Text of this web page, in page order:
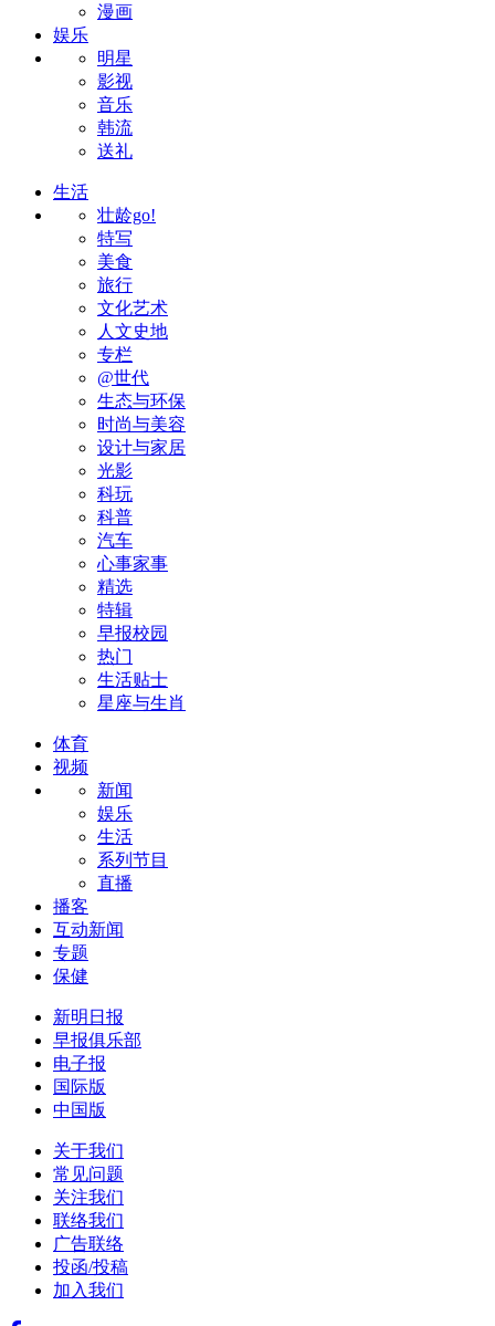
漫画
娱乐
明星
影视
音乐
韩流
送礼
生活
壮龄go!
特写
美食
旅行
文化艺术
人文史地
专栏
@世代
生态与环保
时尚与美容
设计与家居
光影
科玩
科普
汽车
心事家事
精选
特辑
早报校园
热门
生活贴士
星座与生肖
体育
视频
新闻
娱乐
生活
系列节目
直播
播客
互动新闻
专题
保健
新明日报
早报俱乐部
电子报
国际版
中国版
关于我们
常见问题
关注我们
联络我们
广告联络
投函/投稿
加入我们